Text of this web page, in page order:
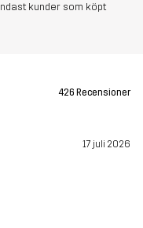
HUNDSPORT
kunder som köpt
426 Recensioner
17 juli 2026